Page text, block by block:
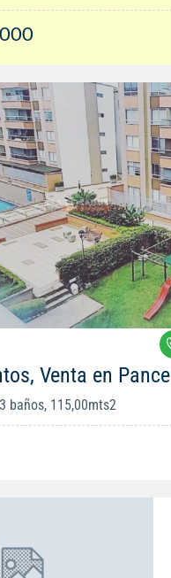
Venta en Pance
baños, 115,00mts2